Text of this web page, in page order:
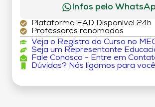
Infos pelo
Plataforma EAD Disponível 24h
Professores renomados
Veja o Registro do Curso no
Seja um Representante
Fale Conosco - Entre em
Dúvidas? Nós ligamos para